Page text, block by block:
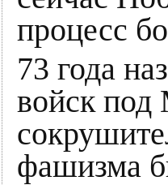
процесс
73 года
войск
фашизма